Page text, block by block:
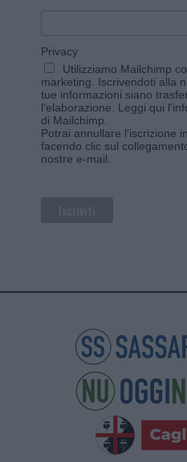
Privacy
Utilizziamo Mailchimp
marketing. Iscrivendoti alla
tue informazioni siano
l'elaborazione. Leggi qui
di Mailchimp
Potrai annullare l'iscrizione
facendo clic sul
nostre e-mail.